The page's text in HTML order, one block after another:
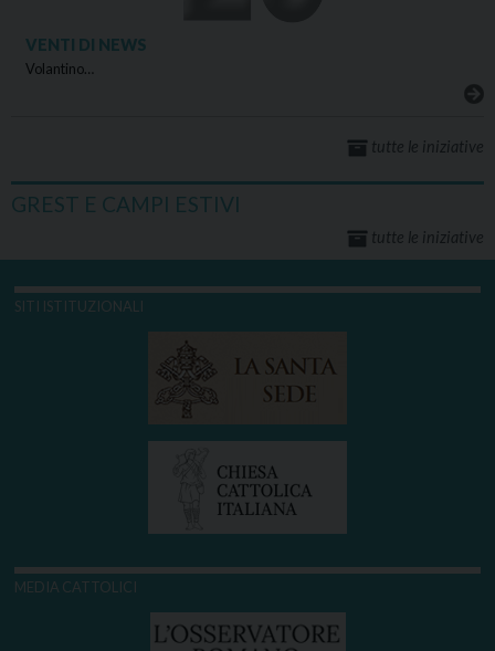
VENTI DI NEWS
Volantino…
tutte le iniziative
GREST E CAMPI ESTIVI
tutte le iniziative
SITI ISTITUZIONALI
MEDIA CATTOLICI